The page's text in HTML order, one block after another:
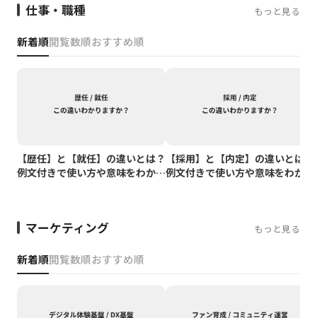
仕事・職種 もっと見る
新着順閲覧数順おすすめ順
【歴任】と【就任】の違いとは？
例文付きで使い方や意味をわかり
【採用】と【内定】の違いとは？
例文付きで使い方や意味をわかり
マーケティング もっと見る
新着順閲覧数順おすすめ順